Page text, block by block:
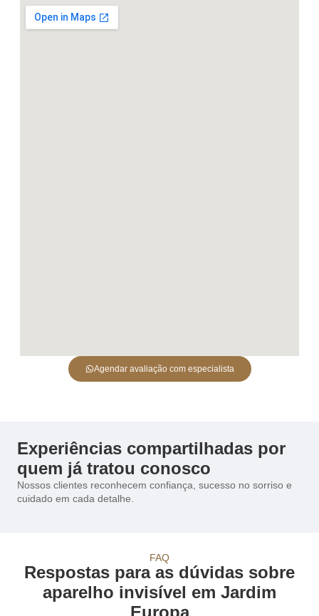
Agendar avaliação com especialista
Experiências compartilhadas por
quem já tratou conosco
Nossos clientes reconhecem confiança, sucesso no sorriso e
cuidado em cada detalhe.
FAQ
Respostas para as dúvidas sobre
aparelho invisível em Jardim